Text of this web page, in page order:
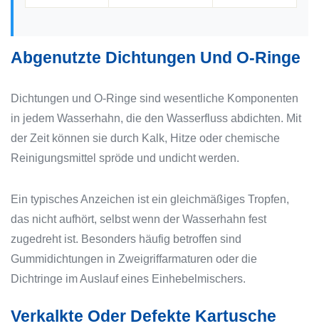
Abgenutzte Dichtungen Und O-Ringe
Dichtungen und O-Ringe sind wesentliche Komponenten
in jedem Wasserhahn, die den Wasserfluss abdichten. Mit
der Zeit können sie durch Kalk, Hitze oder chemische
Reinigungsmittel spröde und undicht werden.
Ein typisches Anzeichen ist ein gleichmäßiges Tropfen,
das nicht aufhört, selbst wenn der Wasserhahn fest
zugedreht ist. Besonders häufig betroffen sind
Gummidichtungen in Zweigriffarmaturen oder die
Dichtringe im Auslauf eines Einhebelmischers.
Verkalkte Oder Defekte Kartusche